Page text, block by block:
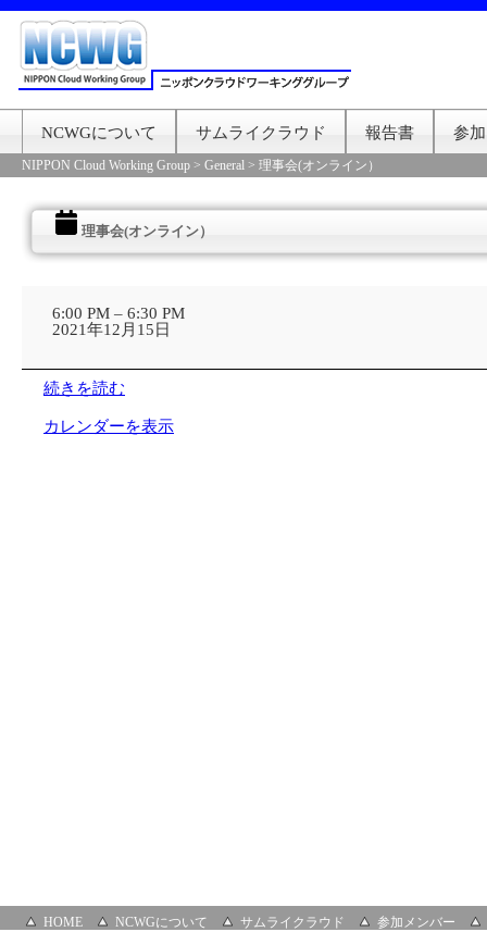
NCWGについて サムライクラウド 報告書 参
NIPPON Cloud Working Group > General > 理事会(オンライン）
理事会(オンライン）
6:00 PM – 6:30 PM
2021年12月15日
続きを読む
カレンダーを表示
HOME NCWGについて サムライクラウド 参加メンバー